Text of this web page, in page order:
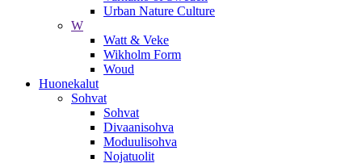
Urban Nature Culture
W
Watt & Veke
Wikholm Form
Woud
Huonekalut
Sohvat
Sohvat
Divaanisohva
Moduulisohva
Nojatuolit